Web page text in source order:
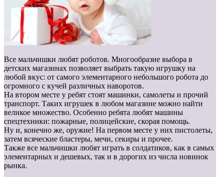
Все мальчишки любят роботов. Многообразие выбора в
детских магазинах позволяет выбрать такую игрушку на
любой вкус: от самого элементарного небольшого робота до
огромного с кучей различных наворотов.
На втором месте у ребят стоят машинки, самолеты и прочий
транспорт. Таких игрушек в любом магазине можно найти
великое множество. Особенно ребята любят машины
спецтехники: пожарные, полицейские, скорая помощь.
Ну и, конечно же, оружие! На первом месте у них пистолеты,
затем всяческие бластеры, мечи, секиры и прочее.
Также все мальчишки любят играть в солдатиков, как в самых
элементарных и дешевых, так и в дорогих из числа новинок
рынка.